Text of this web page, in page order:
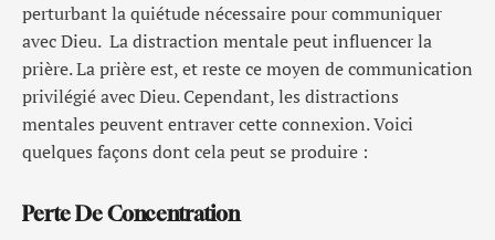
perturbant la quiétude nécessaire pour communiquer
avec Dieu. La distraction mentale peut influencer la
prière. La prière est, et reste ce moyen de communication
privilégié avec Dieu. Cependant, les distractions
mentales peuvent entraver cette connexion. Voici
quelques façons dont cela peut se produire :
Perte De Concentration